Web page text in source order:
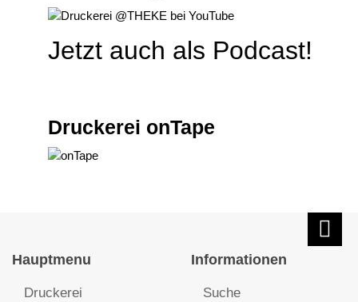
Jetzt auch als Podcast!
Druckerei onTape
Hauptmenu
Druckerei
Informationen
Suche